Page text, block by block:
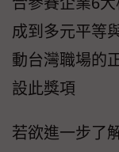
成到多元平等
動台灣職場的
設此獎項
若欲進一步了